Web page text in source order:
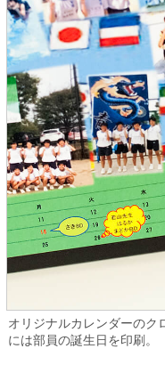
オリジナルカレンダーのク
には部員の誕生日を印刷。